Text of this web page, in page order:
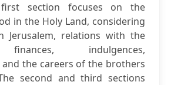
section focuses on the
in the Holy Land, considering
Jerusalem, relations with the
finances, indulgences,
the careers of the brothers
second and third sections